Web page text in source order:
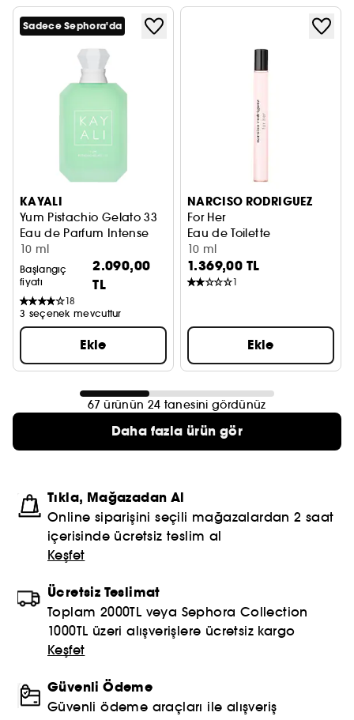
Sadece Sephora'da
KAYALI
Yum Pistachio Gelato 33
Eau de Parfum Intense
10 ml
Başlangıç
fiyatı
2.090,00
TL
18
3 seçenek mevcuttur
Ekle
NARCISO RODRIGUEZ
For Her
Eau de Toilette
10 ml
1.369,00 TL
1
Ekle
67 ürünün 24 tanesini gördünüz
Daha fazla ürün gör
Tıkla, Mağazadan Al
Online siparişini seçili mağazalardan 2 saat
içerisinde ücretsiz teslim al
Keşfet
Ücretsiz Teslimat
Toplam 2000TL veya Sephora Collection
1000TL üzeri alışverişlere ücretsiz kargo
Keşfet
Güvenli Ödeme
Güvenli ödeme araçları ile alışveriş